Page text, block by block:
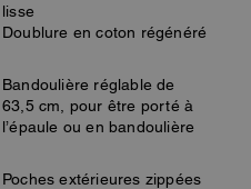
lisse
Doublure en coton régénéré
Bandoulière réglable de
63,5 cm, pour être porté à
l’épaule ou en bandoulière
Poches extérieures zippées